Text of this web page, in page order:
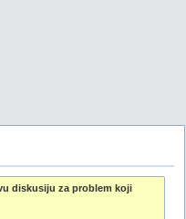
diskusiju za problem koji